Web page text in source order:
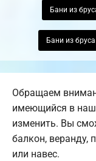
Бани из
Бани из
Обращаем
имеющийся в
изменить. Вы
балкон, веранду,
или навес.